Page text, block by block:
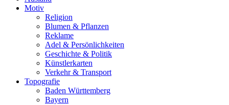
Motiv
Religion
Blumen & Pflanzen
Reklame
Adel & Persönlichkeiten
Geschichte & Politik
Künstlerkarten
Verkehr & Transport
Topografie
Baden Württemberg
Bayern